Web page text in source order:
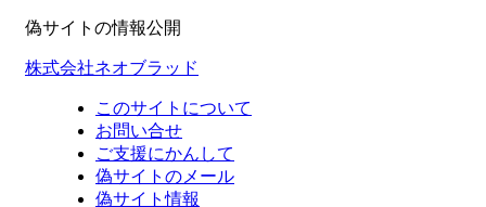
偽サイトの情報公開
株式会社ネオブラッド
このサイトについて
お問い合せ
ご支援にかんして
偽サイトのメール
偽サイト情報